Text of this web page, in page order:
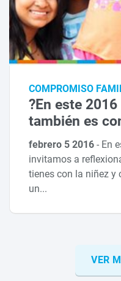
COMPROMISO
?En este
también es
febrero 5 2016- En
invitamos a
tienes con la niñez y
un...
VER